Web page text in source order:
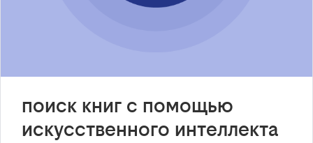
поиск книг с помощью
искусственного интеллекта